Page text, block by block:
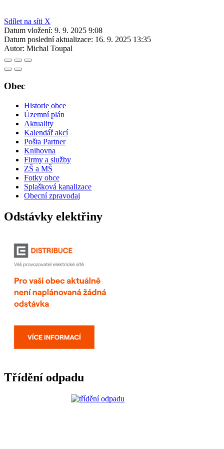
Sdílet na síti X
Datum vložení: 9. 9. 2025 9:08
Datum poslední aktualizace: 16. 9. 2025 13:35
Autor: Michal Toupal
Obec
Historie obce
Územní plán
Aktuality
Kalendář akcí
Pošta Partner
Knihovna
Firmy a služby
ZŠ a MŠ
Fotky obce
Splašková kanalizace
Obecní zpravodaj
Odstávky elektřiny
Třídění odpadu